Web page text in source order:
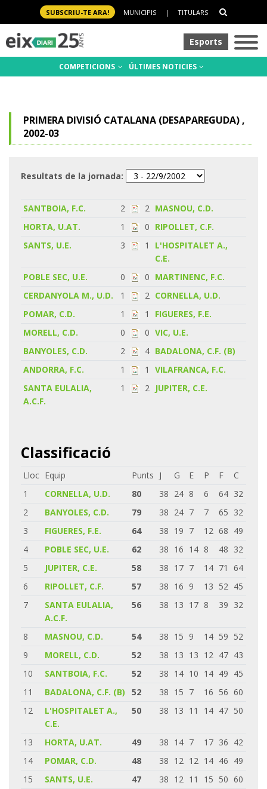
SUBSCRIU-TE ARA! MUNICIPIS | TITULARS
Esports
COMPETICIONS ÚLTIMES NOTICIES
PRIMERA DIVISIÓ CATALANA (DESAPAREGUDA) ,
2002-03
Resultats de la jornada:
SANTBOIA, F.C. 2 2 MASNOU, C.D.
HORTA, U.AT.
1 0 RIPOLLET, C.F.
SANTS, U.E.
3 1
L'HOSPITALET A.,
C.E.
POBLE SEC, U.E.
0 0 MARTINENC, F.C.
CERDANYOLA M., U.D.
1 2 CORNELLA, U.D.
POMAR, C.D.
1 1
FIGUERES, F.E.
MORELL, C.D.
0 0 VIC, U.E.
BANYOLES, C.D.
2 4 BADALONA, C.F. (B)
ANDORRA, F.C.
1 1
VILAFRANCA, F.C.
SANTA EULALIA,
A.C.F.
1 2 JUPITER, C.E.
Classificació
Lloc Equip Punts J G E P F
C
1
CORNELLA, U.D. 80 38 24 8 6 64 32
2
BANYOLES, C.D. 79 38 24 7 7 65 32
3
FIGUERES, F.E. 64 38 19 7 12 68 49
4
POBLE SEC, U.E. 62 38 16 14 8 48 32
5
JUPITER, C.E. 58 38 17 7 14 71
64
6
RIPOLLET, C.F. 57 38 16 9 13 52 45
7
SANTA EULALIA,
A.C.F.
56 38 13 17 8 39 32
8 MASNOU, C.D. 54 38 15 9 14 59 52
9
MORELL, C.D. 52 38 13 13 12 47 43
10
SANTBOIA, F.C. 52 38 14 10 14 49 45
11
BADALONA, C.F. (B) 52 38 15 7 16 56 60
12
L'HOSPITALET A.,
C.E.
50 38 13 11 14 47 50
13 HORTA, U.AT. 49 38 14 7 17 36 42
14
POMAR, C.D. 48 38 12 12 14 46 49
15
SANTS, U.E. 47 38 12 11 15 50 60